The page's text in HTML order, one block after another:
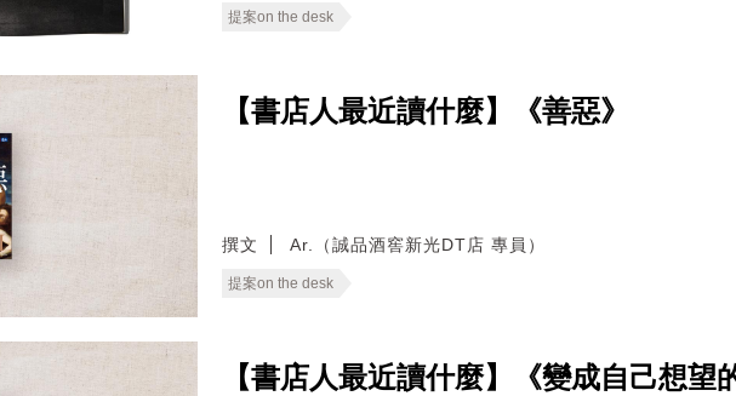
提案on the desk
【書店人最近讀什麼】《善惡》
撰文 Ar.（誠品酒窖新光DT店 專員）
提案on the desk
【書店人最近讀什麼】《變成自己想望